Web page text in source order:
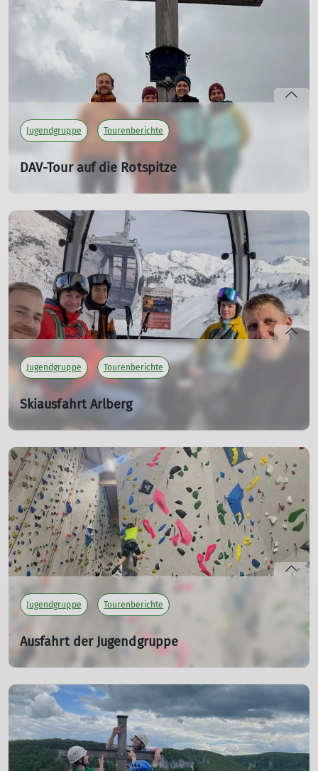
Jugendgruppe Tourenberichte
DAV-Tour auf die Rotspitze
Von der Rotspitze zur Heubatspitze
Am Samstag ging’s für uns zu viert auf eine
eindrucksvolle Runde
mehr erfahren
Jugendgruppe Tourenberichte
Skiausfahrt Arlberg
Auf die Piste, fertig, los!
Ein Ski-Ausflug der DAV-Jugendgruppe Sigmaringen an
den Arlberg
mehr erfahren
Jugendgruppe Tourenberichte
Ausfahrt der Jugendgruppe
Von der Kletterhalle auf die Fürstenhöhe
Für die jüngste Jugengruppe wurde das erste
Novemberwochenende zu einem Erlebniss. Zu erst in die
Kletterhalle und dann auf die Fürstenhöhe um dort zu
übernachten und allerlei Spiele zu spielen.